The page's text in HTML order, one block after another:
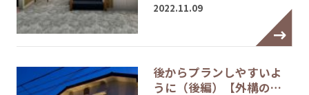
2022.11.09
後からプランしやすいよ
うに（後編）【外構の…